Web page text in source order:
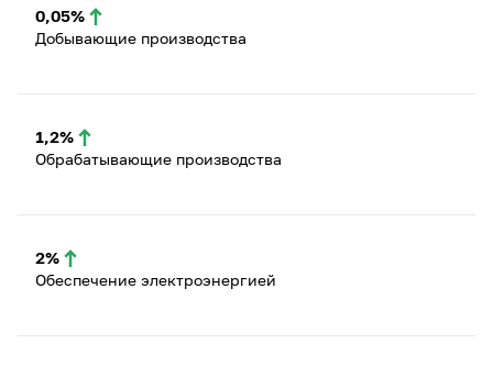
0,05%
Добывающие производства
1,2%
Обрабатывающие производства
2%
Обеспечение электроэнергией